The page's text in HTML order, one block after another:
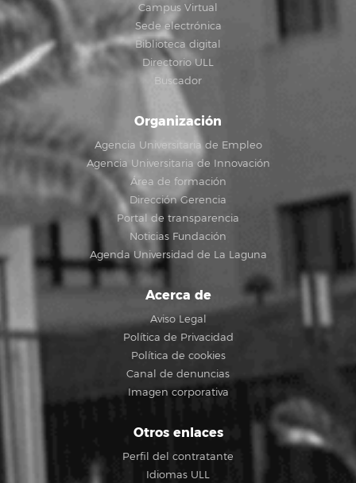
Campus Virtual
Sede electrónica
Biblioteca digital
Directorio ULL
Buscador
Organización
Agencia Universitaria de Empleo
Agencia Universitaria de Innovación
Área de formación
Dirección Gerencia
Portal de transparencia
Noticias Fundación
Agenda Universidad de La Laguna
Acerca de
Aviso Legal
Política de Privacidad
Política de cookies
Canal de denuncias
Imagen corporativa
Otros enlaces
Perfil del contratante
Idiomas ULL